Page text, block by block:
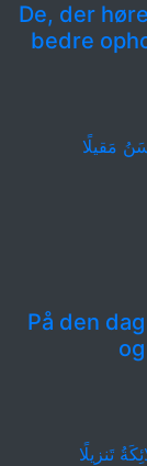
De, der
bedre
مَقيلًا
På den
تَنزيلًا